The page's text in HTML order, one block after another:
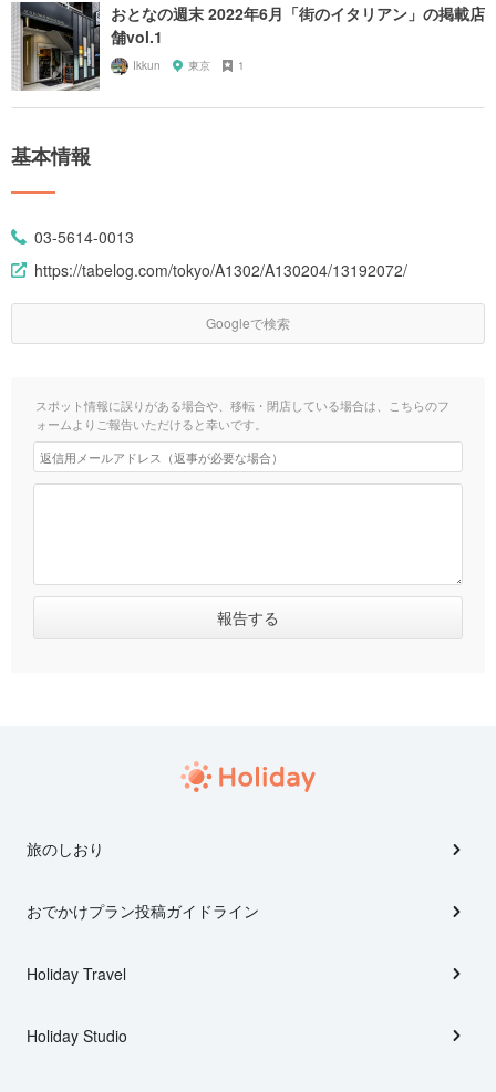
おとなの週末 2022年6月「街のイタリアン」の掲載店
舗vol.1
Ikkun 東京 1
基本情報
03-5614-0013
https://tabelog.com/tokyo/A1302/A130204/13192072/
Googleで検索
スポット情報に誤りがある場合や、移転・閉店している場合は、こちらのフ
ォームよりご報告いただけると幸いです。
旅のしおり
おでかけプラン投稿ガイドライン
Holiday Travel
Holiday Studio